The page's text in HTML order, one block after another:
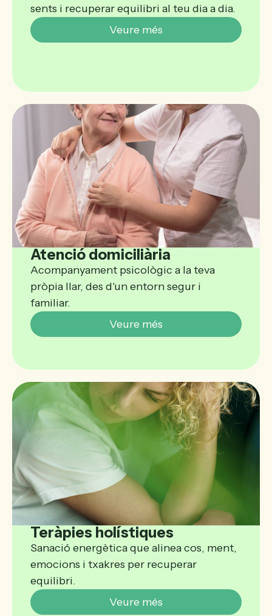
sents i recuperar equilibri al teu dia a dia.
Veure més
Atenció domiciliària
Acompanyament psicològic a la teva
pròpia llar, des d'un entorn segur i
familiar.
Veure més
Teràpies holístiques
Sanació energètica que alinea cos, ment,
emocions i txakres per recuperar
equilibri.
Veure més